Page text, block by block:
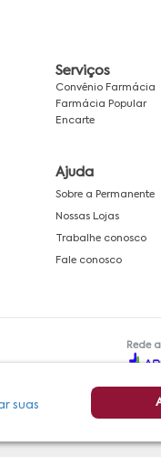
suas
Serviços
Convênio Farmácia
Farmácia Popular
Encarte
Ajuda
Sobre a Permanente
Nossas Lojas
Trabalhe conosco
Fale conosco
Rede